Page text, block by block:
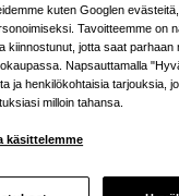
Lisää ostoskoriin
kuten Googlen
Tavoitteemme on
kiinnostunut, jotta saat parhaan
Napsauttamalla
ja henkilökohtaisia tarjouksia,
milloin tahansa.
käsittelemme